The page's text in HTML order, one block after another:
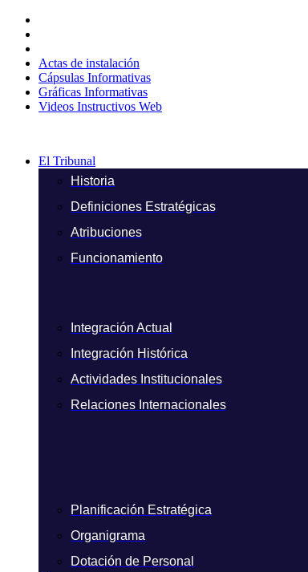
contenido
Actas de instalación
Cápsulas Informativas
Gráficas Informativas
Videos Instructivos Web
El Tribunal
Historia
Definiciones Estratégicas
Atribuciones
Funcionamiento
Integración Actual
Integración Histórica
Actividades Institucionales
Relaciones Internacionales
Planificación Estratégica
Organigrama
Dotación de Personal